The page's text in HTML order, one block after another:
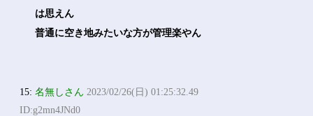
は思えん
普通に空き地みたいな方が管理楽やん
15:名無しさん 2023/02/26(日) 01:25:32.49
ID:g2mn4JNd0